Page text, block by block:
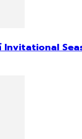
Invitational